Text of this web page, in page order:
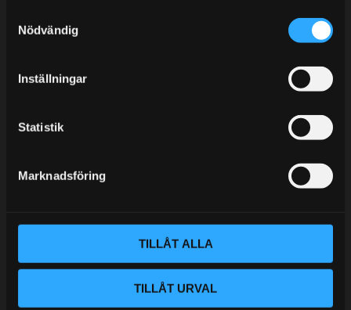
Nödvändig
Inställningar
Statistik
Marknadsföring
TILLÅT ALLA
TILLÅT URVAL
KUNSKAPSCENTER
KUNDTJÄNST